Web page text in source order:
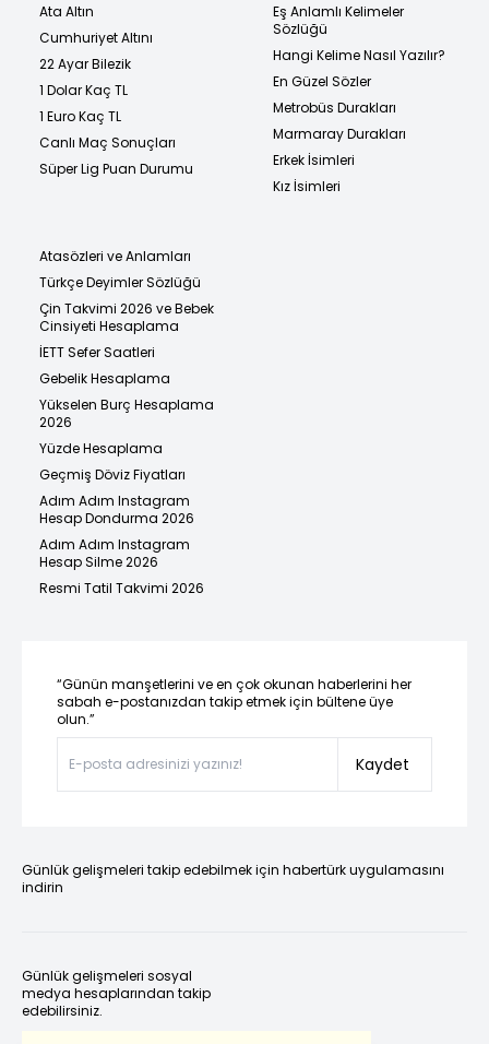
Ata Altın
Cumhuriyet Altını
22 Ayar Bilezik
1 Dolar Kaç TL
1 Euro Kaç TL
Canlı Maç Sonuçları
Süper Lig Puan Durumu
Eş Anlamlı Kelimeler
Sözlüğü
Hangi Kelime Nasıl Yazılır?
En Güzel Sözler
Metrobüs Durakları
Marmaray Durakları
Erkek İsimleri
Kız İsimleri
Atasözleri ve Anlamları
Türkçe Deyimler Sözlüğü
Çin Takvimi 2026 ve Bebek
Cinsiyeti Hesaplama
İETT Sefer Saatleri
Gebelik Hesaplama
Yükselen Burç Hesaplama
2026
Yüzde Hesaplama
Geçmiş Döviz Fiyatları
Adım Adım Instagram
Hesap Dondurma 2026
Adım Adım Instagram
Hesap Silme 2026
Resmi Tatil Takvimi 2026
“Günün manşetlerini ve en çok okunan haberlerini her
sabah e-postanızdan takip etmek için bültene üye
olun.”
Kaydet
Günlük gelişmeleri takip edebilmek için habertürk uygulamasını
indirin
Günlük gelişmeleri sosyal
medya hesaplarından takip
edebilirsiniz.